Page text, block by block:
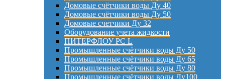
Домовые счётчики воды Ду 40
Домовые счётчики воды Ду 50
Домовые счетчики Ду 32
Оборудование учета жидкости
ПИТЕРФЛОУ РС L
Промышленные счётчики воды Ду 50
Промышленные счётчики воды Ду 65
Промышленные счётчики воды Ду 80
Промышленные счётчики воды Ду100